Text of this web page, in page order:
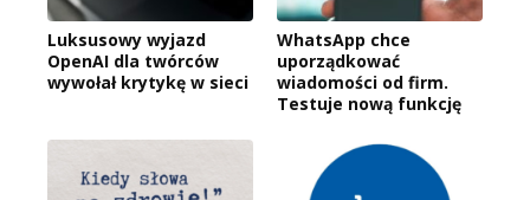
Luksusowy wyjazd
OpenAI dla twórców
wywołał krytykę w sieci
WhatsApp chce
uporządkować
wiadomości od firm.
Testuje nową funkcję